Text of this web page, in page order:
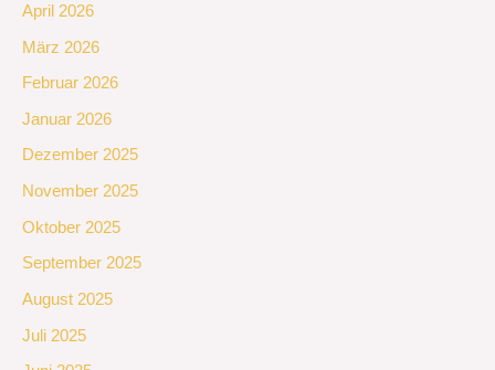
April 2026
März 2026
Februar 2026
Januar 2026
Dezember 2025
November 2025
Oktober 2025
September 2025
August 2025
Juli 2025